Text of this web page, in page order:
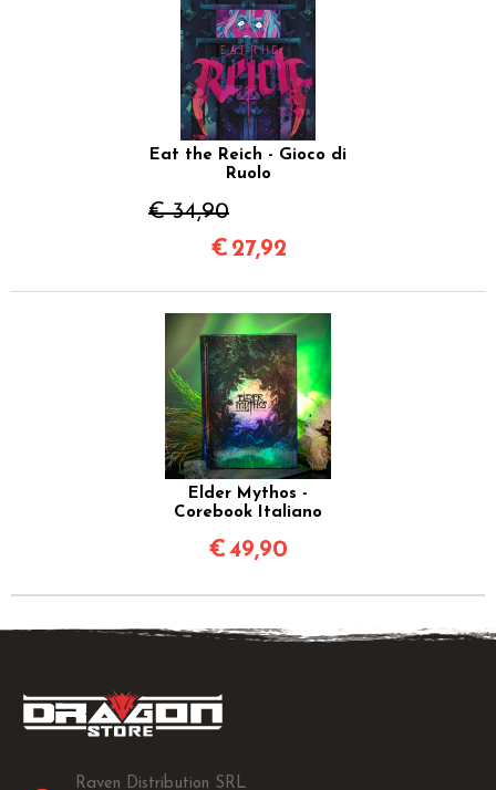
Eat the Reich - Gioco di
Ruolo
€ 34,90
€ 27,92
Elder Mythos -
Corebook Italiano
€49,90
Raven Distribution SRL